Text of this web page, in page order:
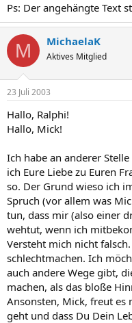
Ps: Der angehängte Text
M MichaelaK
Aktives Mitglied
23 Juli 2003
Hallo, Ralphi!
Hallo, Mick!
Ich habe an anderer
ich Eure Liebe zu Euren
so. Der Grund wieso ich
Spruch (vor allem was
tun, dass mir (also einer
wehtut, wenn ich
Versteht mich nicht
schlechtmachen. Ich
auch andere Wege gibt,
machen, als das bloße
Ansonsten, Mick, freut es
geht und dass Du Dein